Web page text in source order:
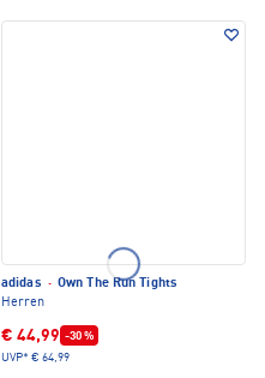
adidas · Own The Run Tights
Herren
€ 44,99 -30 %
UVP* € 64,99